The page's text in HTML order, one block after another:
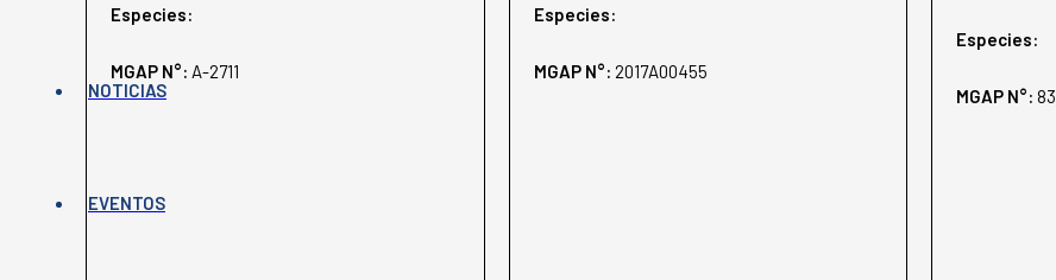
NOTICIAS
EVENTOS
Especies:
MGAP N°: A-2711
Especies:
MGAP N°: 2017A00455
Especies:
MGAP N°: